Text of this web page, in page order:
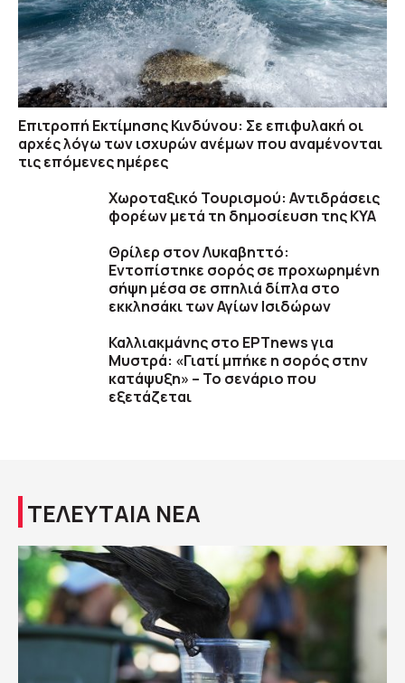
Επιτροπή Εκτίμησης Κινδύνου: Σε επιφυλακή οι
αρχές λόγω των ισχυρών ανέμων που αναμένονται
τις επόμενες ημέρες
Χωροταξικό Τουρισμού: Αντιδράσεις
φορέων μετά τη δημοσίευση της ΚΥΑ
Θρίλερ στον Λυκαβηττό:
Εντοπίστηκε σορός σε προχωρημένη
σήψη μέσα σε σπηλιά δίπλα στο
εκκλησάκι των Αγίων Ισιδώρων
Καλλιακμάνης στο ΕΡΤnews για
Μυστρά: «Γιατί μπήκε η σορός στην
κατάψυξη» – Το σενάριο που
εξετάζεται
ΤΕΛΕΥΤΑΙΑ ΝΕΑ